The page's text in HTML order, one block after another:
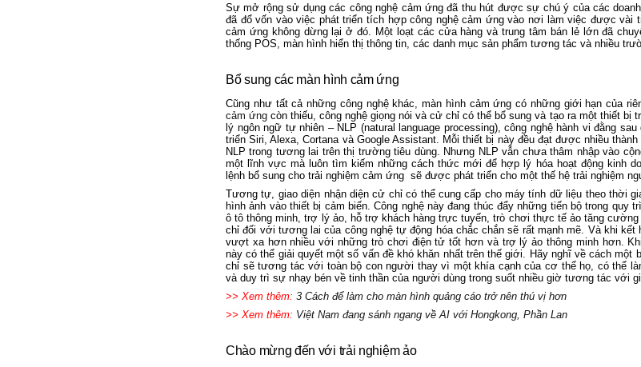
Sự mở rộng sử dụng các công nghệ cảm ứng đã thu hút được sự chú ý của các
đã đổ vốn vào việc phát triển tích hợp công nghệ cảm ứng vào nơi làm việc được vài
cảm ứng không dừng lại ở đó. Một loạt các cửa hàng và trung tâm bán lẻ lớn đã
thống POS, màn hình hiển thị thông tin, các danh mục sản phẩm tương tác và nhiều
Bổ sung các màn hình cảm ứng
Cũng như tất cả những công nghệ khác, màn hình cảm ứng có những giới hạn của
cảm ứng còn thiếu, công nghệ giọng nói và cử chỉ có thể bổ sung và tạo ra một thiết
lý ngôn ngữ tự nhiên – NLP (natural language processing), công nghệ hành vi đằng
triển Siri, Alexa, Cortana và Google Assistant. Mỗi thiết bị này đều đạt được nhiều
NLP trong tương lai trên thị trường tiêu dùng. Nhưng NLP vẫn chưa thâm nhập vào
một lĩnh vực mà luôn tìm kiếm những cách thức mới để hợp lý hóa hoạt động kinh
lệnh bổ sung cho trải nghiệm cảm ứng sẽ được phát triển cho một thế hệ trải nghiệm
Tương tự, giao diện nhận diện cử chỉ có thể cung cấp cho máy tính dữ liệu theo thời
hình ảnh vào thiết bị cảm biến. Công nghệ này đang thúc đẩy những tiến bộ trong quy
ô tô thông minh, trợ lý ảo, hỗ trợ khách hàng trực tuyến, trò chơi thực tế ảo tăng
chỉ đối với tương lai của công nghệ tự động hóa chắc chắn sẽ rất mạnh mẽ. Và khi
vượt xa hơn nhiều với những trò chơi điện tử tốt hơn và trợ lý ảo thông minh hơn.
này có thể giải quyết một số vấn đề khó khăn nhất trên thế giới. Hãy nghĩ về cách
chỉ sẽ tương tác với toàn bộ con người thay vì một khía cạnh của cơ thể họ, có thể
và duy trì sự nhạy bén về tinh thần của người dùng trong suốt nhiều giờ tương tác với
>> Xem thêm: 3 Cách để làm cho màn hình quảng cáo trở nên thú vị hơn
>> Xem thêm: Việt Nam đang sánh ngang về AI với Hongkong, Phần Lan
Chào mừng đến với trải nghiệm ảo